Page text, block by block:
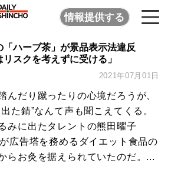
情報提供する
「ハーブ茶」が景品表示法違反
リスクを考えずに受ける」
2021年07月01日
だり蹴ったりの心境だろうが、
た錆”なんて声も聞こえてくる。
みに出たタレントの熊田曜子
広告塔を務めるダイエット食品の
らお灸を据えられていたのだ。...